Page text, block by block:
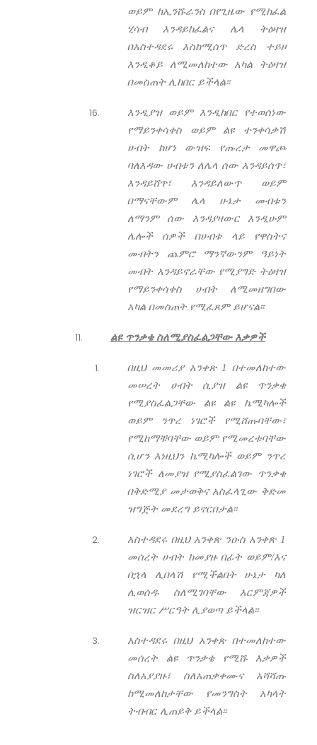
ወይም ከኢንሹራንስ በየጊዜው የሚከፈል
ሂሳብ እንዳይከፈልና ሌላ ትዕዛዝ
በአስተዳደሩ እስከሚሰጥ ድረስ ተይዞ
እንዲቆይ ለሚመለከተው አካል ትዕዛዝ
በመስጠት ሊከበር ይችላል፡፡
እንዲያዝ ወይም እንዲከበር የተወሰነው
የማይንቀሳቀስ ወይም ልዩ ተንቀሳቃሽ
ሀብት ከሆነ ውዝፍ የጡረታ መዋጮ
ባለእዳው ሀብቱን ለሌላ ሰው እንዳይሰጥ፣
እንዳይሸጥ፣ እንዳይለውጥ ወይም
በማናቸውም ሌላ ሁኔታ መብቱን
ለማንም ሰው እንዳያዛውር እንዲሁም
ሌሎች ሰዎች በሀብቱ ላይ የዋስትና
መብትን ጨምሮ ማንኛውንም ዓይነት
መብት እንዳይኖራቸው የሚያግድ ትዕዛዝ
የማይንቀሳቀስ ሀብት ለሚመዘግበው
አካል በመስጠት የሚፈጸም ይሆናል፡፡
ልዩ ጥንቃቄ ስለሚያስፈልጋቸው እቃዎች
በዚህ መመሪያ አንቀጽ 1 በተመለከተው
መሠረት ሀብት ሲያዝ ልዩ ጥንቃቄ
የሚያስፈልጋቸው ልዩ ልዩ ኬሚካሎች
ወይም ንጥረ ነገሮች የሚሸጡባቸው፣
የሚከማቹባቸው ወይም የሚመረቱባቸው
ሲሆን እነዚህን ኬሚካሎች ወይም ንጥረ
ነገሮች ለመያዝ የሚያስፈልገው ጥንቃቄ
በቅድሚያ መታወቅና አስፈላጊው ቅድመ
ዝግጅት መደረግ ይኖርበታል፡፡
አስተዳደሩ በዚህ አንቀጽ ንዑስ አንቀጽ 1
መሰረት ሀብት ከመያዙ በፊት ወይም/እና
በኋላ ሊበላሽ የሚችልበት ሁኔታ ካለ
ሊወሰዱ ስለሚገባቸው እርምጃዎች
ዝርዝር ሥርዓት ሊያወጣ ይችላል፡፡
አስተዳደሩ በዚህ አንቀጽ በተመለከተው
መሰረት ልዩ ጥንቃቄ የሚሹ እቃዎች
ስለአያያዙ፣ ስለአጠቃቀሙና አሻሻጡ
ከሚመለከታቸው የመንግስት አካላት
ትብብር ሊጠይቅ ይችላል፡፡